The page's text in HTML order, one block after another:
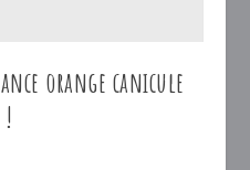
orange canicule
!